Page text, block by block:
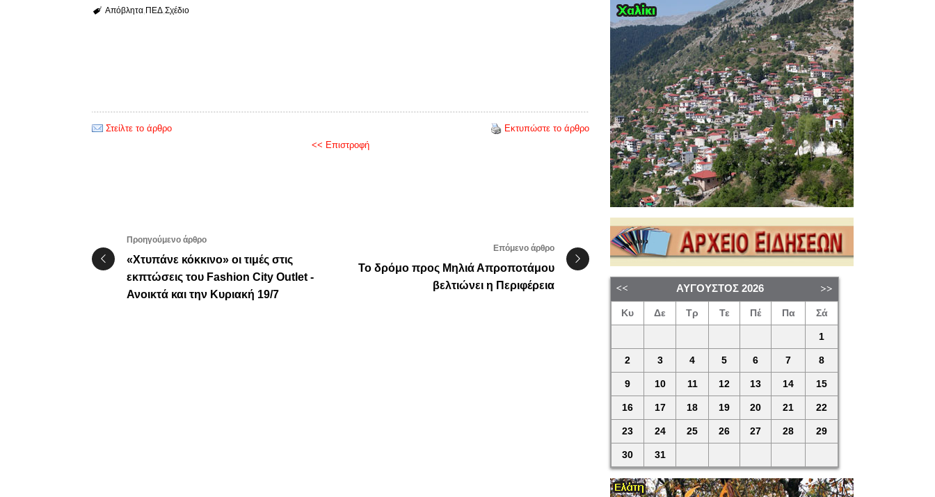
Απόβλητα ΠΕΔ Σχέδιο
Στείλτε το άρθρο
Εκτυπώστε το άρθρο
<< Επιστροφή
Προηγούμενο άρθρο
«Χτυπάνε κόκκινο» οι τιμές στις
εκπτώσεις του Fashion City Outlet -
Ανοικτά και την Κυριακή 19/7
Επόμενο άρθρο
Το δρόμο προς Μηλιά Απροποτάμου
βελτιώνει η Περιφέρεια
ΑΎΓΟΥΣΤΟΣ 2026
Κυ Δε Τρ Τε Πέ Πα Σά
1
2 3 4 5 6 7 8
9 10 11 12 13 14 15
16 17 18 19 20 21 22
23 24 25 26 27 28 29
30 31